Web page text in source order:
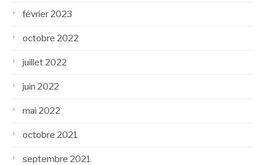
février 2023
octobre 2022
juillet 2022
juin 2022
mai 2022
octobre 2021
septembre 2021